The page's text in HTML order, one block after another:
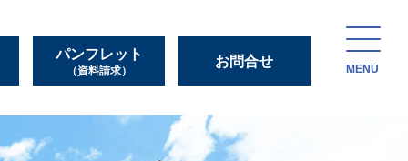
パンフレット
（資料請求）
お問合せ
MENU